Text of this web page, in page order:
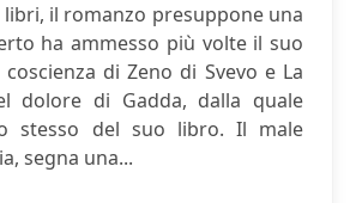
libri, il romanzo presuppone una
ha ammesso più volte il suo
di Zeno di Svevo e La
dolore di Gadda, dalla quale
stesso del suo libro. Il male
segna una...